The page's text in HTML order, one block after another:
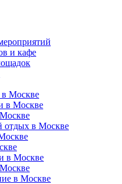
и кафе
в Москве
в Москве
отдых в Москве
в Москве
в Москве